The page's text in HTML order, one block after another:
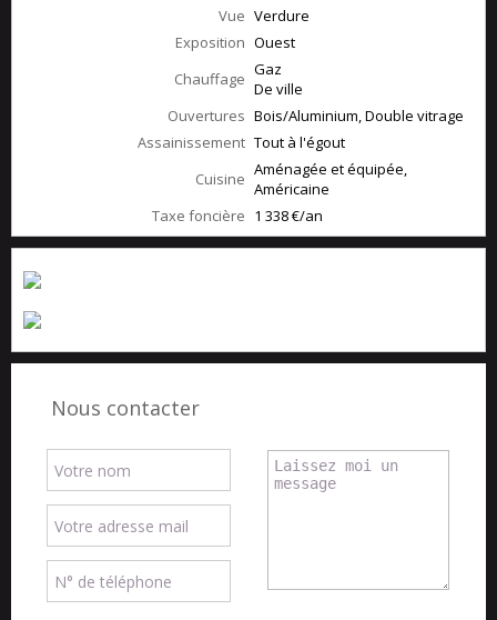
Vue Verdure
Exposition Ouest
Chauffage Gaz
De ville
Ouvertures Bois/Aluminium, Double vitrage
Assainissement Tout à l'égout
Cuisine Aménagée et équipée,
Américaine
Taxe foncière 1 338 €/an
Nous contacter